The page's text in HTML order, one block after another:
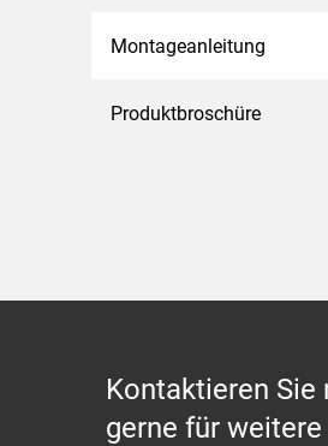
Montageanleitung
Produktbroschüre
Kontaktieren Sie
gerne für weitere